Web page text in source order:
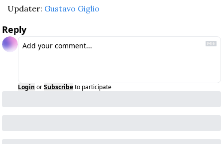
Updater: Gustavo Giglio
Reply
Login orSubscribeto participate